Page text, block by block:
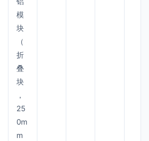
模
块
（
折
叠
块
，
25
0m
m